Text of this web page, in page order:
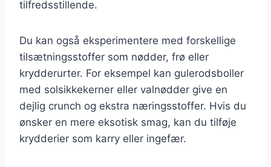
tilfredsstillende.
Du kan også eksperimentere med forskellige
tilsætningsstoffer som nødder, frø eller
krydderurter. For eksempel kan gulerodsboller
med solsikkekerner eller valnødder give en
dejlig crunch og ekstra næringsstoffer. Hvis du
ønsker en mere eksotisk smag, kan du tilføje
krydderier som karry eller ingefær.